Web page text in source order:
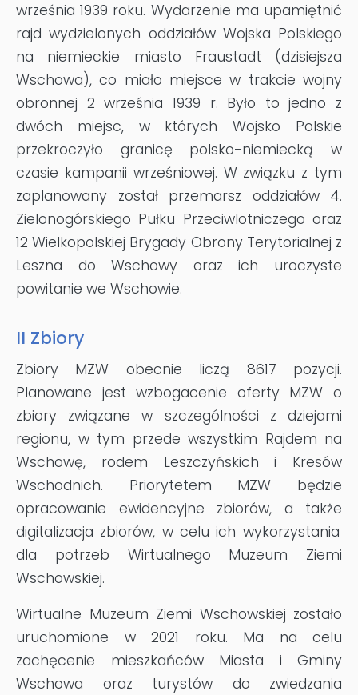
września 1939 roku. Wydarzenie ma upamiętnić
rajd wydzielonych oddziałów Wojska Polskiego
na niemieckie miasto Fraustadt (dzisiejsza
Wschowa), co miało miejsce w trakcie wojny
obronnej 2 września 1939 r. Było to jedno z
dwóch miejsc, w których Wojsko Polskie
przekroczyło granicę polsko-niemiecką w
czasie kampanii wrześniowej. W związku z tym
zaplanowany został przemarsz oddziałów 4.
Zielonogórskiego Pułku Przeciwlotniczego oraz
12 Wielkopolskiej Brygady Obrony Terytorialnej z
Leszna do Wschowy oraz ich uroczyste
powitanie we Wschowie.
II Zbiory
Zbiory MZW obecnie liczą 8617 pozycji.
Planowane jest wzbogacenie oferty MZW o
zbiory związane w szczególności z dziejami
regionu, w tym przede wszystkim Rajdem na
Wschowę, rodem Leszczyńskich i Kresów
Wschodnich. Priorytetem MZW będzie
opracowanie ewidencyjne zbiorów, a także
digitalizacja zbiorów, w celu ich wykorzystania
dla potrzeb Wirtualnego Muzeum Ziemi
Wschowskiej.
Wirtualne Muzeum Ziemi Wschowskiej zostało
uruchomione w 2021 roku. Ma na celu
zachęcenie mieszkańców Miasta i Gminy
Wschowa oraz turystów do zwiedzania